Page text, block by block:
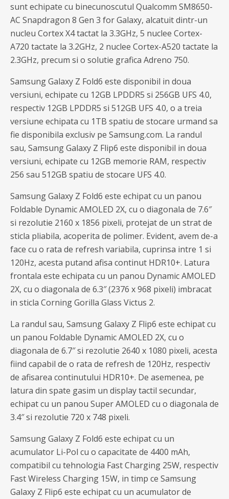
sunt echipate cu binecunoscutul Qualcomm SM8650-
AC Snapdragon 8 Gen 3 for Galaxy, alcatuit dintr-un
nucleu Cortex X4 tactat la 3.3GHz, 5 nuclee Cortex-
A720 tactate la 3.2GHz, 2 nuclee Cortex-A520 tactate la
2.3GHz, precum si o solutie grafica Adreno 750.
Samsung Galaxy Z Fold6 este disponibil in doua
versiuni, echipate cu 12GB LPDDR5 si 256GB UFS 4.0,
respectiv 12GB LPDDR5 si 512GB UFS 4.0, o a treia
versiune echipata cu 1TB spatiu de stocare urmand sa
fie disponibila exclusiv pe Samsung.com. La randul
sau, Samsung Galaxy Z Flip6 este disponibil in doua
versiuni, echipate cu 12GB memorie RAM, respectiv
256 sau 512GB spatiu de stocare UFS 4.0.
Samsung Galaxy Z Fold6 este echipat cu un panou
Foldable Dynamic AMOLED 2X, cu o diagonala de 7.6″
si rezolutie 2160 x 1856 pixeli, protejat de un strat de
sticla pliabila, acoperita de polimer. Evident, avem de-a
face cu o rata de refresh variabila, cuprinsa intre 1 si
120Hz, acesta putand afisa continut HDR10+. Latura
frontala este echipata cu un panou Dynamic AMOLED
2X, cu o diagonala de 6.3″ (2376 x 968 pixeli) imbracat
in sticla Corning Gorilla Glass Victus 2.
La randul sau, Samsung Galaxy Z Flip6 este echipat cu
un panou Foldable Dynamic AMOLED 2X, cu o
diagonala de 6.7″ si rezolutie 2640 x 1080 pixeli, acesta
fiind capabil de o rata de refresh de 120Hz, respectiv
de afisarea continutului HDR10+. De asemenea, pe
latura din spate gasim un display tactil secundar,
echipat cu un panou Super AMOLED cu o diagonala de
3.4″ si rezolutie 720 x 748 pixeli.
Samsung Galaxy Z Fold6 este echipat cu un
acumulator Li-Pol cu o capacitate de 4400 mAh,
compatibil cu tehnologia Fast Charging 25W, respectiv
Fast Wireless Charging 15W, in timp ce Samsung
Galaxy Z Flip6 este echipat cu un acumulator de